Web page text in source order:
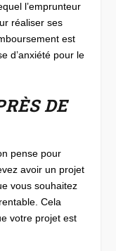
l’emprunteur
réaliser ses
est
d’anxiété pour le
DE
pense pour
avoir un projet
vous souhaitez
Cela
votre projet est